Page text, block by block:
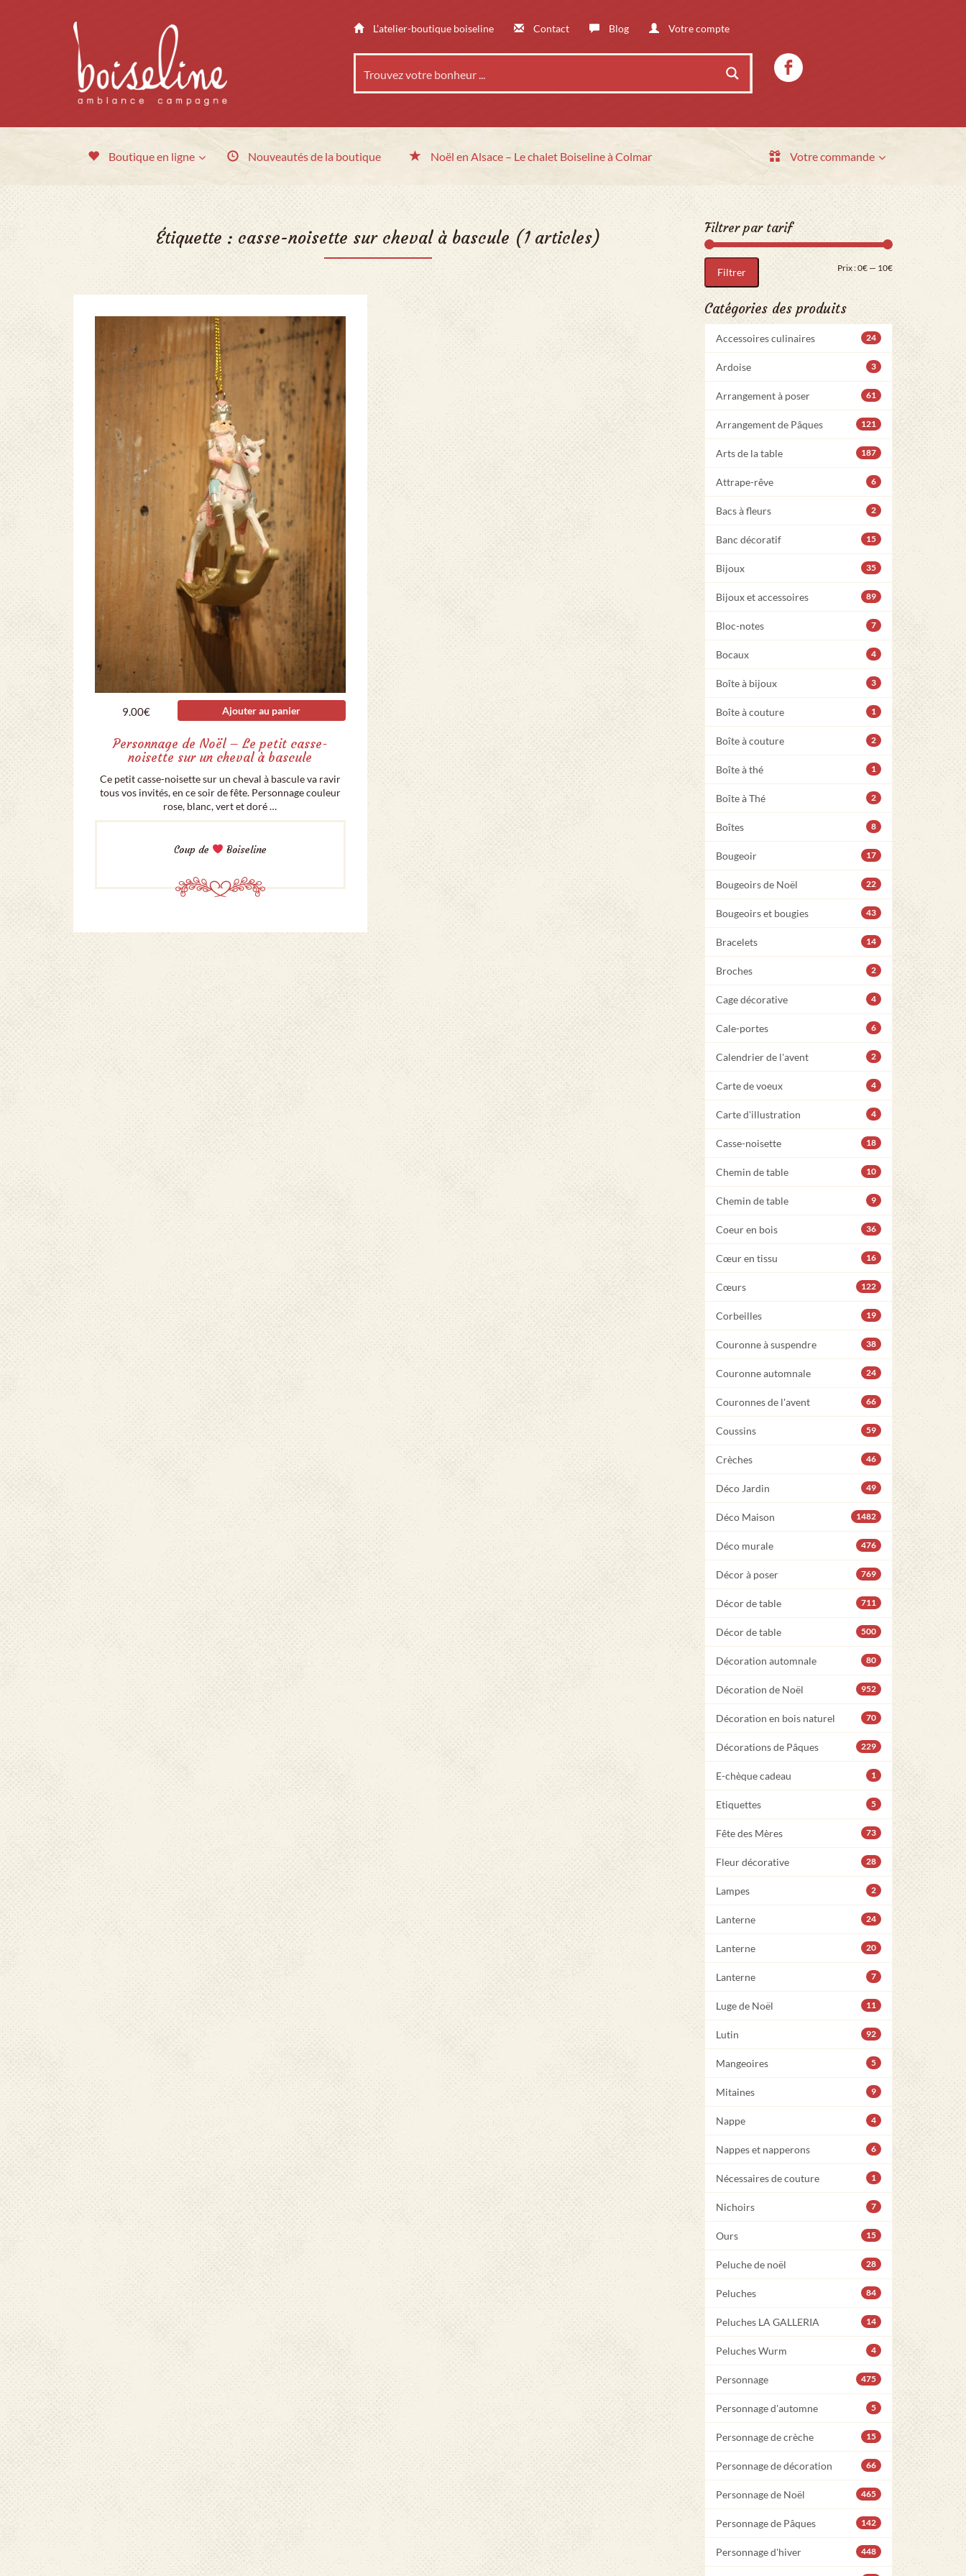
L’atelier-boutique boiseline Contact Blog Votre compte
Boutique en ligne Nouveautésde la boutique Noël en Alsace – Le chalet Boiseline à Colmar Votre commande
Étiquette : casse-noisette sur cheval à bascule (1 articles)
9.00€ Ajouter au panier
Personnage de Noël – Le petit casse-
noisette sur un cheval à bascule
Ce petit casse-noisette sur un cheval à bascule va ravir
tous vos invités, en ce soir de fête. Personnage couleur
rose, blanc, vert et doré …
Coup de Boiseline
Filtrer par tarif
Prix min
Prix max
Filtrer Prix :0€ — 10€
Catégories des produits
Accessoires culinaires 24
Ardoise 3
Arrangement à poser 61
Arrangement de Pâques 121
Arts de la table 187
Attrape-rêve 6
Bacs à fleurs 2
Banc décoratif 15
Bijoux 35
Bijoux et accessoires 89
Bloc-notes 7
Bocaux 4
Boîte à bijoux 3
Boîte à couture 1
Boîte à couture 2
Boîte à thé 1
Boîte à Thé 2
Boîtes 8
Bougeoir 17
Bougeoirs de Noël 22
Bougeoirs et bougies 43
Bracelets 14
Broches 2
Cage décorative 4
Cale-portes 6
Calendrier de l'avent 2
Carte de voeux 4
Carte d'illustration 4
Casse-noisette 18
Chemin de table 10
Chemin de table 9
Coeur en bois 36
Cœur en tissu 16
Cœurs 122
Corbeilles 19
Couronne à suspendre 38
Couronne automnale 24
Couronnes de l'avent 66
Coussins 59
Crèches 46
Déco Jardin 49
Déco Maison 1482
Déco murale 476
Décor à poser 769
Décor de table 711
Décor de table 500
Décoration automnale 80
Décoration de Noël 952
Décoration en bois naturel 70
Décorations de Pâques 229
E-chèque cadeau 1
Etiquettes 5
Fête des Mères 73
Fleur décorative 28
Lampes 2
Lanterne 24
Lanterne 20
Lanterne 7
Luge de Noël 11
Lutin 92
Mangeoires 5
Mitaines 9
Nappe 4
Nappes et napperons 6
Nécessaires de couture 1
Nichoirs 7
Ours 15
Peluche de noël 28
Peluches 84
Peluches LA GALLERIA 14
Peluches Wurm 4
Personnage 475
Personnage d'automne 5
Personnage de crèche 15
Personnage de décoration 66
Personnage de Noël 465
Personnage de Pâques 142
Personnage d'hiver 448